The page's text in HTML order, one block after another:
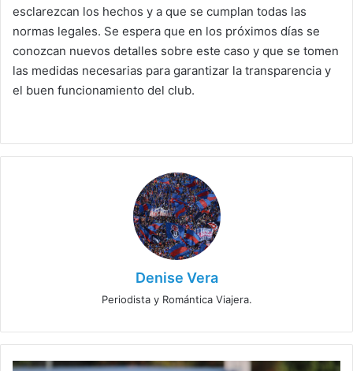
esclarezcan los hechos y a que se cumplan todas las
normas legales. Se espera que en los próximos días se
conozcan nuevos detalles sobre este caso y que se tomen
las medidas necesarias para garantizar la transparencia y
el buen funcionamiento del club.
Denise Vera
Periodista y Romántica Viajera.
Victoria